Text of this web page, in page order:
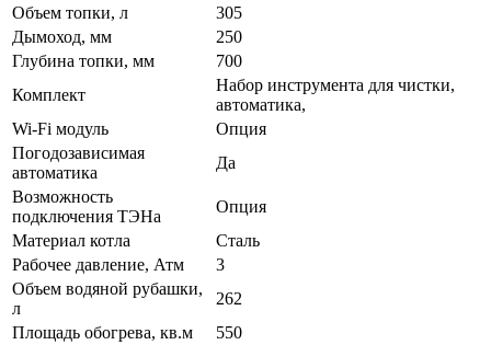
Объем топки, л
305
Дымоход, мм
250
Глубина топки, мм
700
Комплект
Набор инструмента для чистки,
автоматика,
Wi-Fi модуль
Опция
Погодозависимая
автоматика
Да
Возможность
подключения ТЭНа
Опция
Материал котла
Сталь
Рабочее давление, Атм
3
Объем водяной рубашки,
л
262
Площадь обогрева, кв.м
550